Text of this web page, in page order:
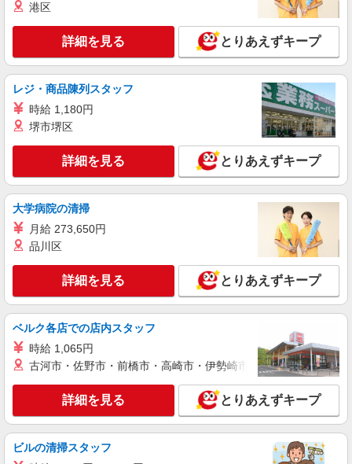
詳細を見る
株式会社kotrio /●FK-H-2068520
城野駅のデイサービス♪日勤のみ！残業ゼロで
時給1450円〜2062円 ＜日払い有/週払い有/交
北九州市小倉南区◎車通勤OK
キープ 詳細を見る
派遣社員
株式会社kotrio /●FK-H-2102264
北九州市小倉南区＊サ高住STAFF＊曜日不
問・週3〜OK！働きやすさ◎
時給1450円〜2062円 ＜日払い有/週払い有/交
通費全支給(ガソリン代含む)＞
北九州市小倉南区
キープ 詳細を見る
株式会社kotrio /●FK-H-1981417
下曽根駅｜小さなグループホームで家事や生活
のサポート！
港区
詳細を見る とりあえずキープ
レジ・商品陳列スタッフ
時給 1,180円
堺市堺区
詳細を見る とりあえずキープ
大学病院の清掃
月給 273,650円
品川区
詳細を見る とりあえずキープ
ベルク各店での店内スタッフ
時給 1,065円
古河市・佐野市・前橋市・高崎市・伊勢崎市・太田市・館林市
詳細を見る とりあえずキープ
ビルの清掃スタッフ